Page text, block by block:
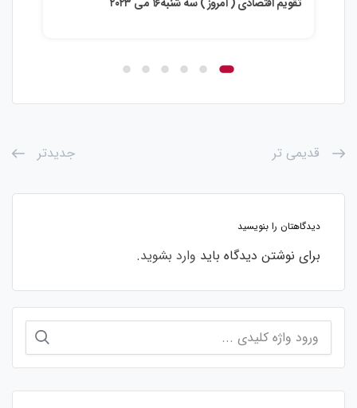
قدیمی تر جدیدتر
دیدگاهتان را بنویسید
برای نوشتن دیدگاه باید وارد بشوید.
برای: